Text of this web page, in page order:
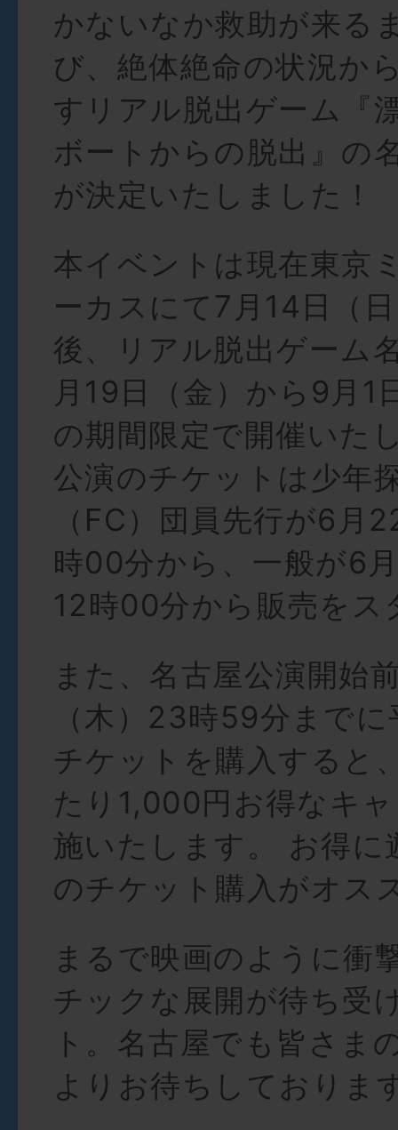
かないなか救助が来る
び、絶体絶命の状況か
すリアル脱出ゲーム『
ボートからの脱出』の
が決定いたしました！
本イベントは現在東京
ーカスにて7月14日（
後、リアル脱出ゲーム
月19日（金）から9月1
の期間限定で開催いた
公演のチケットは少年
（FC）団員先行が6月
時00分から、一般が6
12時00分から販売をス
また、名古屋公演開始
（木）23時59分まで
チケットを購入すると
たり1,000円お得なキ
施いたします。 お得に
のチケット購入がオス
まるで映画のように衝
チックな展開が待ち受
ト。名古屋でも皆さま
よりお待ちしておりま